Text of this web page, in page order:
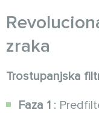
zraka
Trostupanjska
Faza 1 :